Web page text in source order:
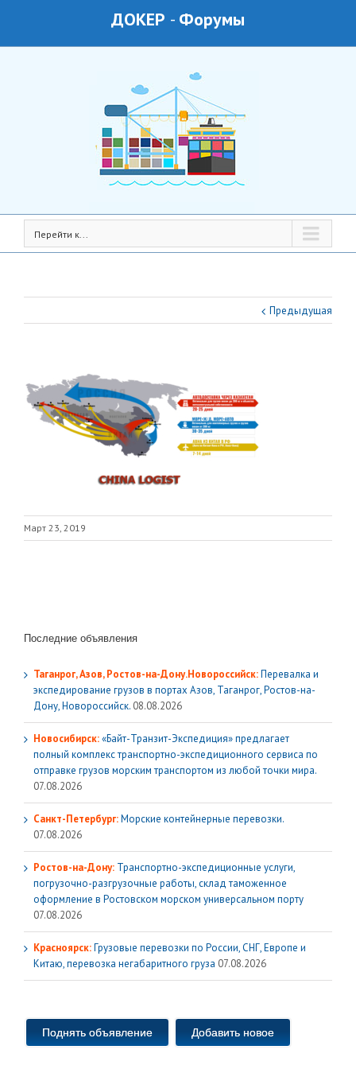
ДОКЕР - Форумы
Перейти к...
Предыдущая
Март 23, 2019
Последние объявления
Таганрог, Азов, Ростов-на-Дону.Новороссийск:Перевалка и
экспедирование грузов в портах Азов, Таганрог, Ростов-на-
Дону, Новороссийск. 08.08.2026
Новосибирск:«Байт-Транзит-Экспедиция» предлагает
полный комплекс транспортно-экспедиционного сервиса по
отправке грузов морским транспортом из любой точки мира.
07.08.2026
Санкт-Петербург:Морские контейнерные перевозки.
07.08.2026
Ростов-на-Дону: Транспортно-экспедиционные услуги,
погрузочно-разгрузочные работы, склад таможенное
оформление в Ростовском морском универсальном порту
07.08.2026
Красноярск:Грузовые перевозки по России, СНГ, Европе и
Китаю, перевозка негабаритного груза 07.08.2026
Поднять объявление Добавить новое